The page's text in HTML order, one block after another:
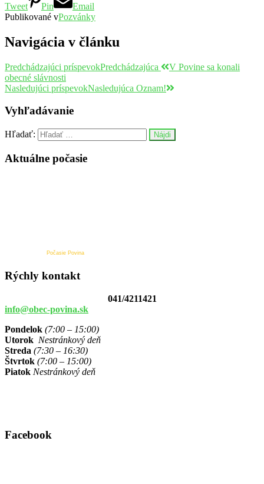
Tweet Pin
Email
Publikované vPozvánky
Navigácia v článku
Predchádzajúci príspevokPredchádzajúca
V Povine sa konali
obecné slávnosti
Nasledujúci príspevokNasledujúca Oznam!
Vyhľadávanie
Hľadať:
Aktuálne počasie
Počasie Povina
Rýchly kontakt
041/4211421
info@obec-povina.sk
Pondelok (7:00 – 15:00)
Utorok Nestránkový deň
Streda (7:30 – 16:30)
Štvrtok (7:00 – 15:00)
Piatok Nestránkový deň
Facebook